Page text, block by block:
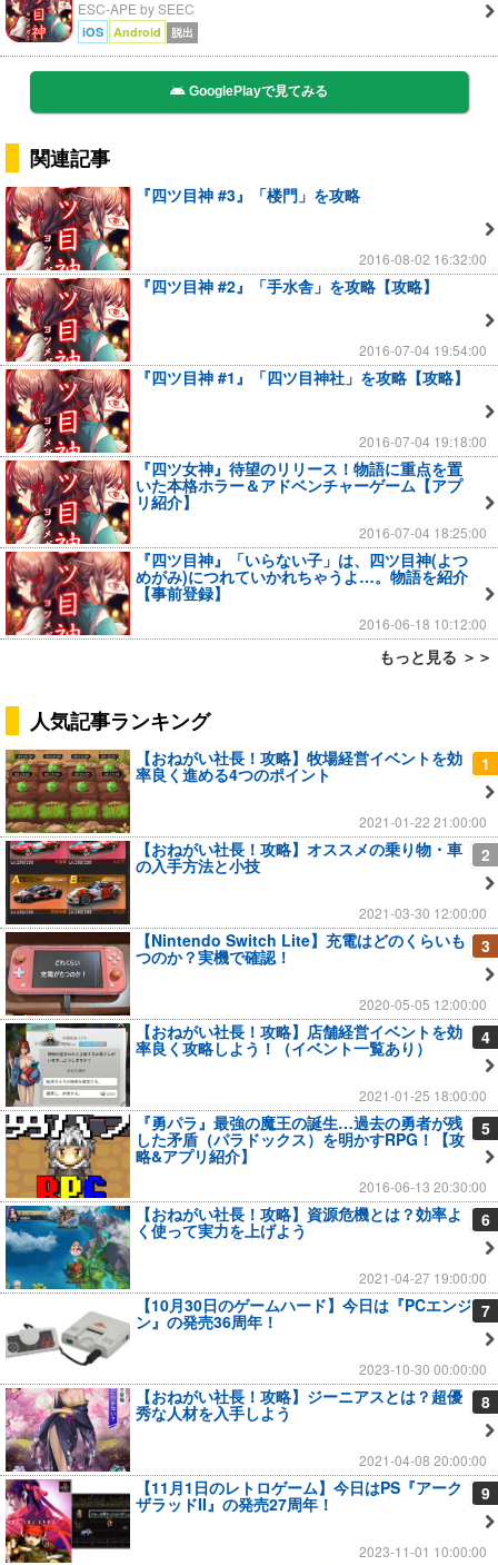
ESC-APE by SEEC
iOS Android 脱出
GooglePlayで見てみる
関連記事
『四ツ目神 #3』「楼門」を攻略
2016-08-02 16:32:00
『四ツ目神 #2』「手水舎」を攻略【攻略】
2016-07-04 19:54:00
『四ツ目神 #1』「四ツ目神社」を攻略【攻略】
2016-07-04 19:18:00
『四ツ女神』待望のリリース！物語に重点を置
いた本格ホラー＆アドベンチャーゲーム【アプ
リ紹介】
2016-07-04 18:25:00
『四ツ目神』「いらない子」は、四ツ目神(よつ
めがみ)につれていかれちゃうよ…。物語を紹介
【事前登録】
2016-06-18 10:12:00
もっと見る ＞＞
人気記事ランキング
1
【おねがい社長！攻略】牧場経営イベントを効
率良く進める4つのポイント
2021-01-22 21:00:00
2
【おねがい社長！攻略】オススメの乗り物・車
の入手方法と小技
2021-03-30 12:00:00
3
【Nintendo Switch Lite】充電はどのくらいも
つのか？実機で確認！
2020-05-05 12:00:00
4
【おねがい社長！攻略】店舗経営イベントを効
率良く攻略しよう！（イベント一覧あり）
2021-01-25 18:00:00
5
『勇パラ』最強の魔王の誕生…過去の勇者が残
した矛盾（パラドックス）を明かすRPG！【攻
略&アプリ紹介】
2016-06-13 20:30:00
6
【おねがい社長！攻略】資源危機とは？効率よ
く使って実力を上げよう
2021-04-27 19:00:00
7
【10月30日のゲームハード】今日は『PCエンジ
ン』の発売36周年！
2023-10-30 00:00:00
8
【おねがい社長！攻略】ジーニアスとは？超優
秀な人材を入手しよう
2021-04-08 20:00:00
9
【11月1日のレトロゲーム】今日はPS『アーク
ザラッドII』の発売27周年！
2023-11-01 10:00:00